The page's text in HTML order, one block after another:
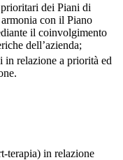
dei Piani di
con il Piano
il coinvolgimento
dell’azienda;
in relazione a priorità ed
terapia) in relazione